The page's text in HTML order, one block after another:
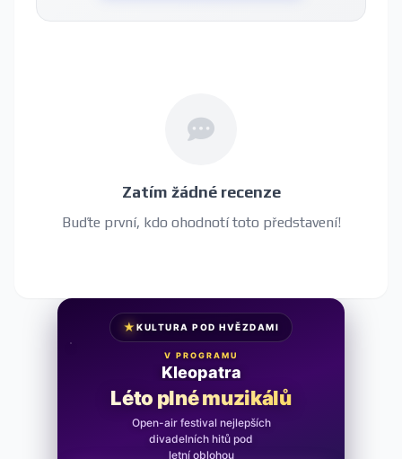
Zatím žádné recenze
Buďte první, kdo ohodnotí toto představení!
★KULTURA POD HVĚZDAMI
V PROGRAMU
Kleopatra
Léto plné muzikálů
Open-air festival nejlepších
divadelních hitů pod
letní oblohou